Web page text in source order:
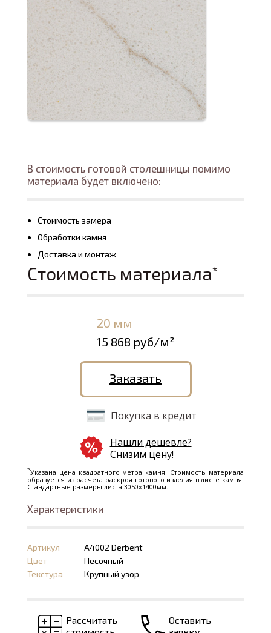
В стоимость готовой столешницы помимо
материала будет включено:
Стоимость замера
Обработки камня
Доставка и монтаж
Стоимость материала*
20 мм
15 868 руб/м²
Заказать
Покупка в кредит
Нашли дешевле?
Снизим цену!
*Указана цена квадратного метра камня. Стоимость материала
образуется из расчета раскроя готового изделия в листе камня.
Стандартные размеры листа 3050х1400мм.
Характеристики
Артикул
A4002 Derbent
Цвет
Песочный
Текстура
Крупный узор
Рассчитать
Оставить